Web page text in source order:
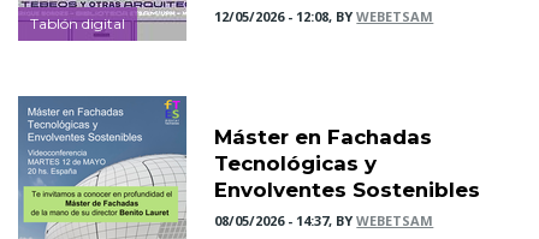
Tablón digital 12/05/2026 - 12:08, BYWEBETSAM
Máster en Fachadas
Tecnológicas y
Envolventes Sostenibles
08/05/2026 - 14:37, BYWEBETSAM